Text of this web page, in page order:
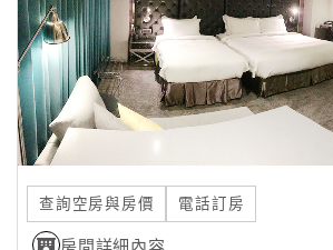
伴
計
劃
商
品
宣
傳
查詢空房與房價 電話訂房